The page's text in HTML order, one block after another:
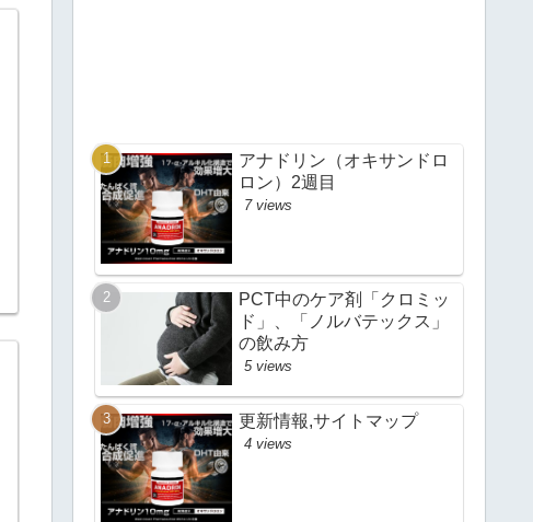
アナドリン（オキサンドロ
ロン）2週目
7 views
PCT中のケア剤「クロミッ
ド」、「ノルバテックス」
の飲み方
5 views
更新情報,サイトマップ
4 views